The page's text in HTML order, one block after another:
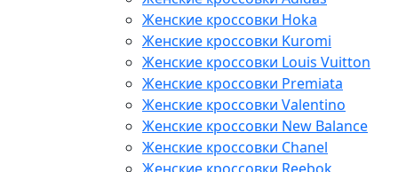
Женские кроссовки Hoka
Женские кроссовки Kuromi
Женские кроссовки Louis Vuitton
Женские кроссовки Premiata
Женские кроссовки Valentino
Женские кроссовки New Balance
Женские кроссовки Chanel